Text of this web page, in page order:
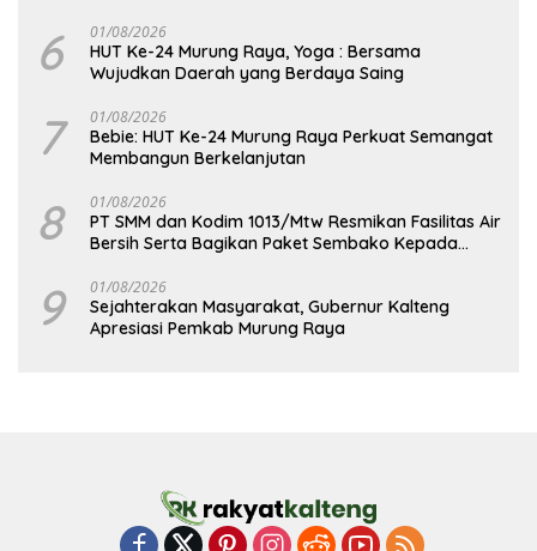
6 01/08/2026
HUT Ke-24 Murung Raya, Yoga : Bersama
Wujudkan Daerah yang Berdaya Saing
7 01/08/2026
Bebie: HUT Ke-24 Murung Raya Perkuat Semangat
Membangun Berkelanjutan
8 01/08/2026
PT SMM dan Kodim 1013/Mtw Resmikan Fasilitas Air
Bersih Serta Bagikan Paket Sembako Kepada
9 01/08/2026
Sejahterakan Masyarakat, Gubernur Kalteng
Apresiasi Pemkab Murung Raya